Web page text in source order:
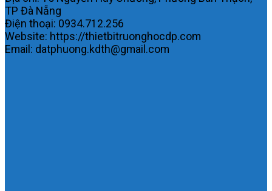
TP Đà Nẵng
Điện thoại: 0934.712.256
Website: https://thietbitruonghocdp.com
Email: datphuong.kdth@gmail.com